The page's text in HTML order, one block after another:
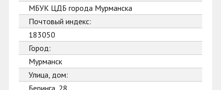
МБУК ЦДБ города Мурманска
Почтовый индекс:
183050
Город:
Мурманск
Улица, дом:
Беринга, 28